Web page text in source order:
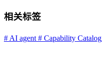
相关标签
# AI agent # Capability Catalog